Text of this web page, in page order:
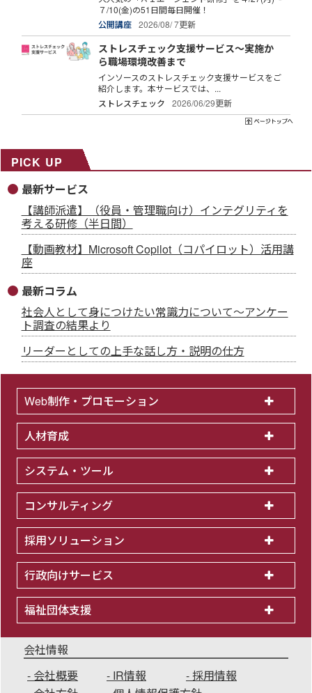
７/10(金)の51日間毎日開催！
公開講座
2026/08/ 7更新
ストレスチェック支援サービス～実施か
ら職場環境改善まで
インソースのストレスチェック支援サービスをご
紹介します。本サービスでは、...
ストレスチェック
2026/06/29更新
PICK UP
最新サービス
【講師派遣】（役員・管理職向け）インテグリティを
考える研修（半日間）
【動画教材】Microsoft Copilot（コパイロット）活用講
座
最新コラム
社会人として身につけたい常識力について～アンケー
ト調査の結果より
リーダーとしての上手な話し方・説明の仕方
Web制作・プロモーション
人材育成
システム・ツール
コンサルティング
採用ソリューション
行政向けサービス
福祉団体支援
会社情報
会社概要
IR情報
採用情報